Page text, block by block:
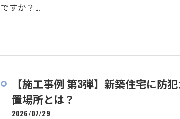
ですか？…
【施工事例 第3弾】新築住宅に防
置場所とは？
2026/07/29